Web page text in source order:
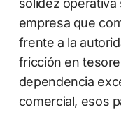
solidez
empresa que
frente a la
fricción en
dependencia
comercial, esos